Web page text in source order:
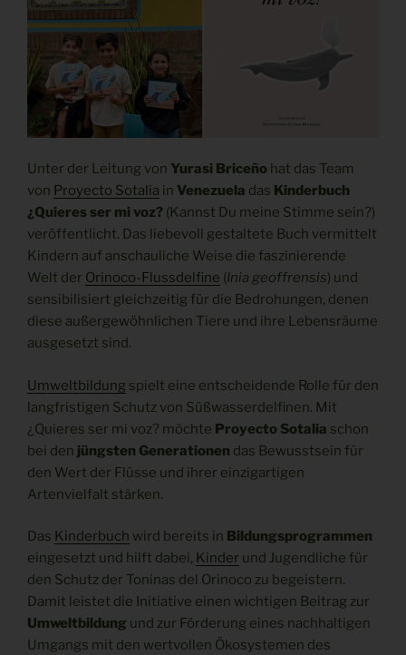
Unter der Leitung von Yurasi Briceño hat das Team
von Proyecto Sotalia in Venezuela das Kinderbuch
¿Quieres ser mi voz? (Kannst Du meine Stimme sein?)
veröffentlicht. Das liebevoll gestaltete Buch vermittelt
Kindern auf anschauliche Weise die faszinierende
Welt der Orinoco-Flussdelfine (Inia geoffrensis) und
sensibilisiert gleichzeitig für die Bedrohungen, denen
diese außergewöhnlichen Tiere und ihre Lebensräume
ausgesetzt sind.
Umweltbildung spielt eine entscheidende Rolle für den
langfristigen Schutz von Süßwasserdelfinen. Mit
¿Quieres ser mi voz? möchte Proyecto Sotalia schon
bei den jüngsten Generationen das Bewusstsein für
den Wert der Flüsse und ihrer einzigartigen
Artenvielfalt stärken.
Das Kinderbuch wird bereits in Bildungsprogrammen
eingesetzt und hilft dabei, Kinder und Jugendliche für
den Schutz der Toninas del Orinoco zu begeistern.
Damit leistet die Initiative einen wichtigen Beitrag zur
Umweltbildung und zur Förderung eines nachhaltigen
Umgangs mit den wertvollen Ökosystemen des